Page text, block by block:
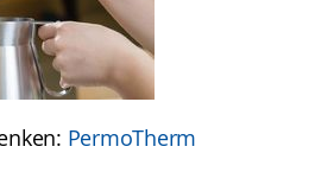
News
& Service
PermoTherm